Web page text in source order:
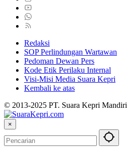
Redaksi
SOP Perlindungan Wartawan
Pedoman Dewan Pers
Kode Etik Perilaku Internal
Visi-Misi Media Suara Kepri
Kembali ke atas
© 2013-2025 PT. Suara Kepri Mandiri
×